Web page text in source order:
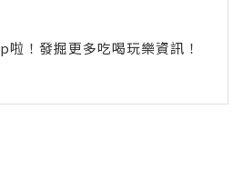
！發掘更多吃喝玩樂資訊！